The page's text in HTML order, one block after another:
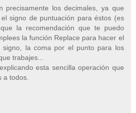
precisamente los decimales, ya que
signo de puntuación para éstos (es
la recomendación que te puedo
la función Replace para hacer el
signo, la coma por el punto para los
trabajes...
esta sencilla operación que
a todos.